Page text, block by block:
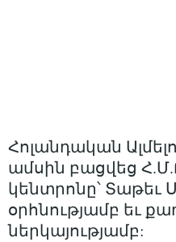
Հոլանդական
ամսին բացվեց
կենտրոնը՝ Տաթեւ
օրհնությամբ եւ
ներկայությամբ: